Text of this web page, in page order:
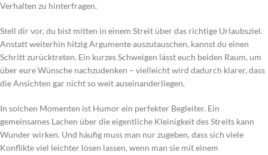
Verhalten zu hinterfragen.
Stell dir vor, du bist mitten in einem Streit über das richtige Urlaubsziel.
Anstatt weiterhin hitzig Argumente auszutauschen, kannst du einen
Schritt zurücktreten. Ein kurzes Schweigen lässt euch beiden Raum, um
über eure Wünsche nachzudenken – vielleicht wird dadurch klarer, dass
die Ansichten gar nicht so weit auseinanderliegen.
In solchen Momenten ist Humor ein perfekter Begleiter. Ein
gemeinsames Lachen über die eigentliche Kleinigkeit des Streits kann
Wunder wirken. Und häufig muss man nur zugeben, dass sich viele
Konflikte viel leichter lösen lassen, wenn man sie mit einem